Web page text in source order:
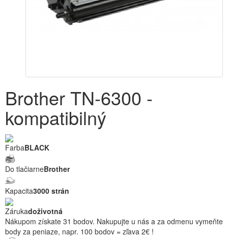
Brother TN-6300 -
kompatibilný
FarbaBLACK
Do tlačiarneBrother
Kapacita3000 strán
Zárukadoživotná
Nákupom získate 31 bodov. Nakupujte u nás a za odmenu vymeňte
body za peniaze, napr. 100 bodov = zľava 2€ !